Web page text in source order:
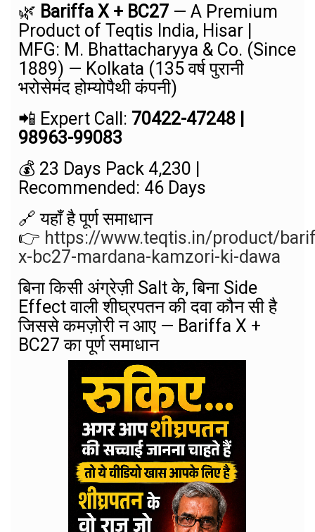
🌿 Bariffa X + BC27 — A Premium
Product of Teqtis India, Hisar |
MFG: M. Bhattacharyya & Co. (Since
1889) — Kolkata (135 वर्ष पुरानी
भरोसेमंद होम्योपैथी कंपनी)
📲 Expert Call: 70422-47248 |
98963-99083
💰 23 Days Pack ₹4,230 |
Recommended: 46 Days
🔗 यहाँ है पूर्ण समाधान
👉 https://www.teqtis.in/product/
x-bc27-mardana-kamzori-ki-dawa
बिना किसी अंग्रेज़ी Salt के, बिना Side
Effect वाली शीघ्रपतन की दवा कौन सी है
जिससे कमज़ोरी न आए — Bariffa X +
BC27 का पूर्ण समाधान